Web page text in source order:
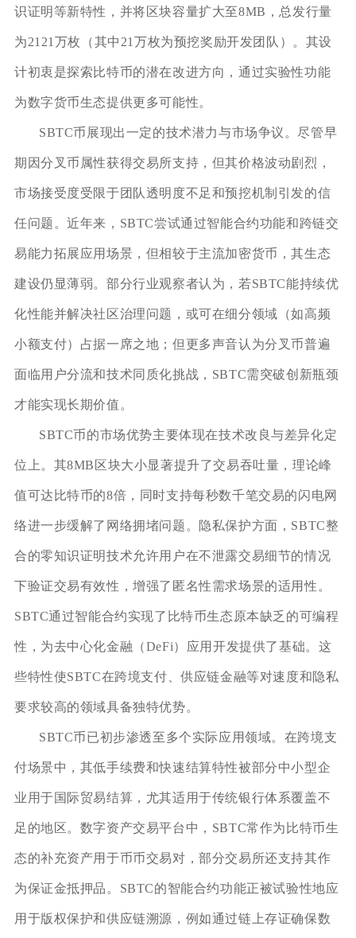
识证明等新特性，并将区块容量扩大至8MB，总发行量
为2121万枚（其中21万枚为预挖奖励开发团队）。其设
计初衷是探索比特币的潜在改进方向，通过实验性功能
为数字货币生态提供更多可能性。
SBTC币展现出一定的技术潜力与市场争议。尽管早
期因分叉币属性获得交易所支持，但其价格波动剧烈，
市场接受度受限于团队透明度不足和预挖机制引发的信
任问题。近年来，SBTC尝试通过智能合约功能和跨链交
易能力拓展应用场景，但相较于主流加密货币，其生态
建设仍显薄弱。部分行业观察者认为，若SBTC能持续优
化性能并解决社区治理问题，或可在细分领域（如高频
小额支付）占据一席之地；但更多声音认为分叉币普遍
面临用户分流和技术同质化挑战，SBTC需突破创新瓶颈
才能实现长期价值。
SBTC币的市场优势主要体现在技术改良与差异化定
位上。其8MB区块大小显著提升了交易吞吐量，理论峰
值可达比特币的8倍，同时支持每秒数千笔交易的闪电网
络进一步缓解了网络拥堵问题。隐私保护方面，SBTC整
合的零知识证明技术允许用户在不泄露交易细节的情况
下验证交易有效性，增强了匿名性需求场景的适用性。
SBTC通过智能合约实现了比特币生态原本缺乏的可编程
性，为去中心化金融（DeFi）应用开发提供了基础。这
些特性使SBTC在跨境支付、供应链金融等对速度和隐私
要求较高的领域具备独特优势。
SBTC币已初步渗透至多个实际应用领域。在跨境支
付场景中，其低手续费和快速结算特性被部分中小型企
业用于国际贸易结算，尤其适用于传统银行体系覆盖不
足的地区。数字资产交易平台中，SBTC常作为比特币生
态的补充资产用于币币交易对，部分交易所还支持其作
为保证金抵押品。SBTC的智能合约功能正被试验性地应
用于版权保护和供应链溯源，例如通过链上存证确保数